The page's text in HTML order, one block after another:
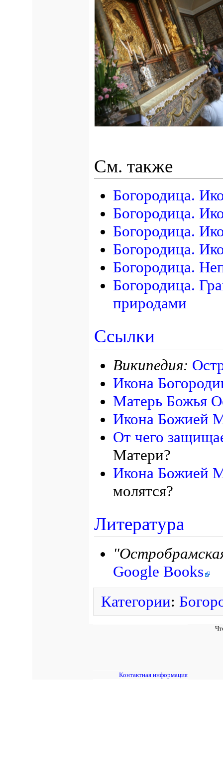
См. также
Богородица.
Богородица.
Богородица.
Богородица.
Богородица.
Богородица.
природами
Ссылки
Википедия:
Икона
Матерь Божья
Икона Божией
От чего
Матери?
Икона Божией
молятся?
Литература
Google Books
Категории:
Контактная информация